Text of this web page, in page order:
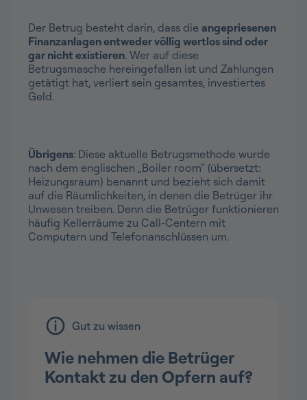
Der Betrug besteht darin, dass die angepriesenen
Finanzanlagen entweder völlig wertlos sind oder
gar nicht existieren. Wer auf diese
Betrugsmasche hereingefallen ist und Zahlungen
getätigt hat, verliert sein gesamtes, investiertes
Geld.
Übrigens: Diese aktuelle Betrugsmethode wurde
nach dem englischen „Boiler room“ (übersetzt:
Heizungsraum) benannt und bezieht sich damit
auf die Räumlichkeiten, in denen die Betrüger ihr
Unwesen treiben. Denn die Betrüger funktionieren
häufig Kellerräume zu Call-Centern mit
Computern und Telefonanschlüssen um.
Gut zu wissen
Wie nehmen die Betrüger
Kontakt zu den Opfern auf?